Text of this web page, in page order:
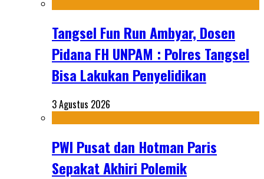
Tangsel Fun Run Ambyar, Dosen
Pidana FH UNPAM : Polres Tangsel
Bisa Lakukan Penyelidikan
3 Agustus 2026
PWI Pusat dan Hotman Paris
Sepakat Akhiri Polemik